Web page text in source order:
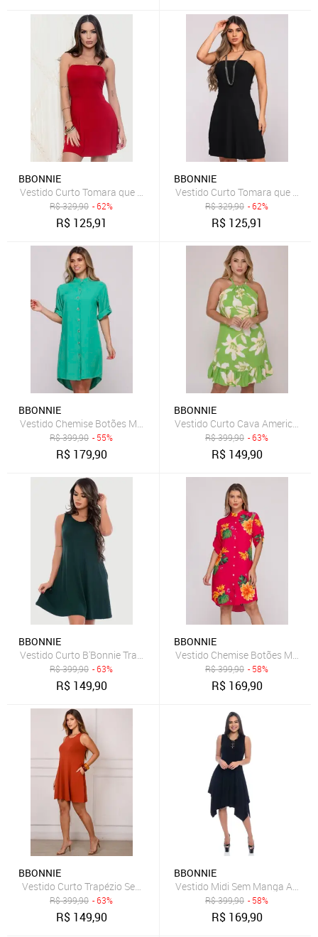
BBONNIE
Vestido Curto Tomara que Caia com Bojo B'Bonnie Bel Vermelho
R$329,90 - 62%
R$ 125,91
BBONNIE
Vestido Curto Tomara que Caia
R$329,90 - 62%
R$ 125,91
BBONNIE
Vestido Chemise Botões M/C B’Bonnie Vitória Verde Bandeira
R$399,90 - 55%
R$ 179,90
BBONNIE
Vestido Curto Cava Americana
R$399,90 - 63%
R$ 149,90
BBONNIE
Vestido Curto B'Bonnie Trapézio Sophia Verde Militar
R$399,90 - 63%
R$ 149,90
BBONNIE
Vestido Chemise Botões M/C
R$399,90 - 58%
R$ 169,90
BBONNIE
Vestido Curto Trapézio Sem Manga BBonnie Sophia Terra
R$399,90 - 63%
R$ 149,90
BBONNIE
Vestido Midi Sem Manga
R$399,90 - 58%
R$ 169,90